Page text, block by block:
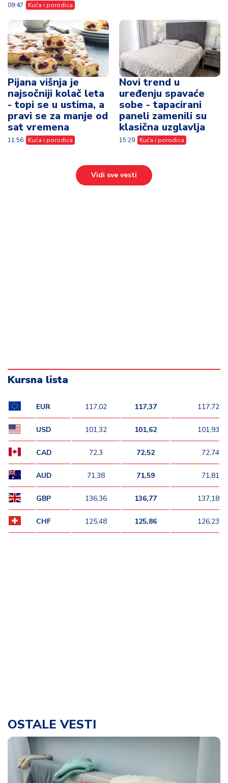
09:47 Kuća i porodica
Pijana višnja je
najsočniji kolač leta
- topi se u ustima, a
pravi se za manje od
sat vremena
11:56 Kuća i porodica
Novi trend u
uređenju spavaće
sobe - tapacirani
paneli zamenili su
klasična uzglavlja
15:29 Kuća i porodica
Vidi sve vesti
Kursna lista
EUR 117,02 117,37 117,72
USD 101,32 101,62 101,93
CAD 72,3 72,52 72,74
AUD 71,38 71,59 71,81
GBP 136,36 136,77 137,18
CHF 125,48 125,86 126,23
OSTALE VESTI